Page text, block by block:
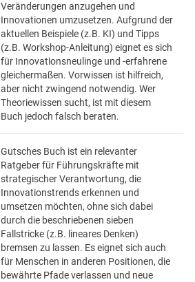
Veränderungen anzugehen und
Innovationen umzusetzen. Aufgrund der
aktuellen Beispiele (z.B. KI) und Tipps
(z.B. Workshop-Anleitung) eignet es sich
für Innovationsneulinge und -erfahrene
gleichermaßen. Vorwissen ist hilfreich,
aber nicht zwingend notwendig. Wer
Theoriewissen sucht, ist mit diesem
Buch jedoch falsch beraten.
Gutsches Buch ist ein relevanter
Ratgeber für Führungskräfte mit
strategischer Verantwortung, die
Innovationstrends erkennen und
umsetzen möchten, ohne sich dabei
durch die beschriebenen sieben
Fallstricke (z.B. lineares Denken)
bremsen zu lassen. Es eignet sich auch
für Menschen in anderen Positionen, die
bewährte Pfade verlassen und neue